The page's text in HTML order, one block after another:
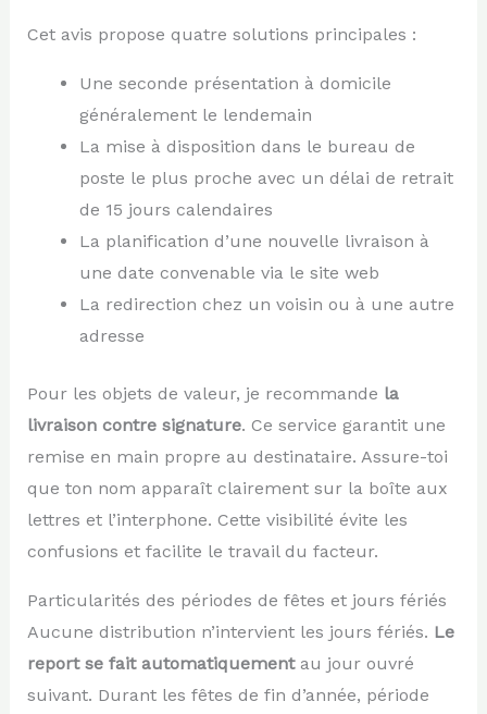
Cet avis propose quatre solutions principales :
Une seconde présentation à domicile
généralement le lendemain
La mise à disposition dans le bureau de
poste le plus proche avec un délai de retrait
de 15 jours calendaires
La planification d’une nouvelle livraison à
une date convenable via le site web
La redirection chez un voisin ou à une autre
adresse
Pour les objets de valeur, je recommande la
livraison contre signature. Ce service garantit une
remise en main propre au destinataire. Assure-toi
que ton nom apparaît clairement sur la boîte aux
lettres et l’interphone. Cette visibilité évite les
confusions et facilite le travail du facteur.
Particularités des périodes de fêtes et jours fériés
Aucune distribution n’intervient les jours fériés. Le
report se fait automatiquementau jour ouvré
suivant. Durant les fêtes de fin d’année, période